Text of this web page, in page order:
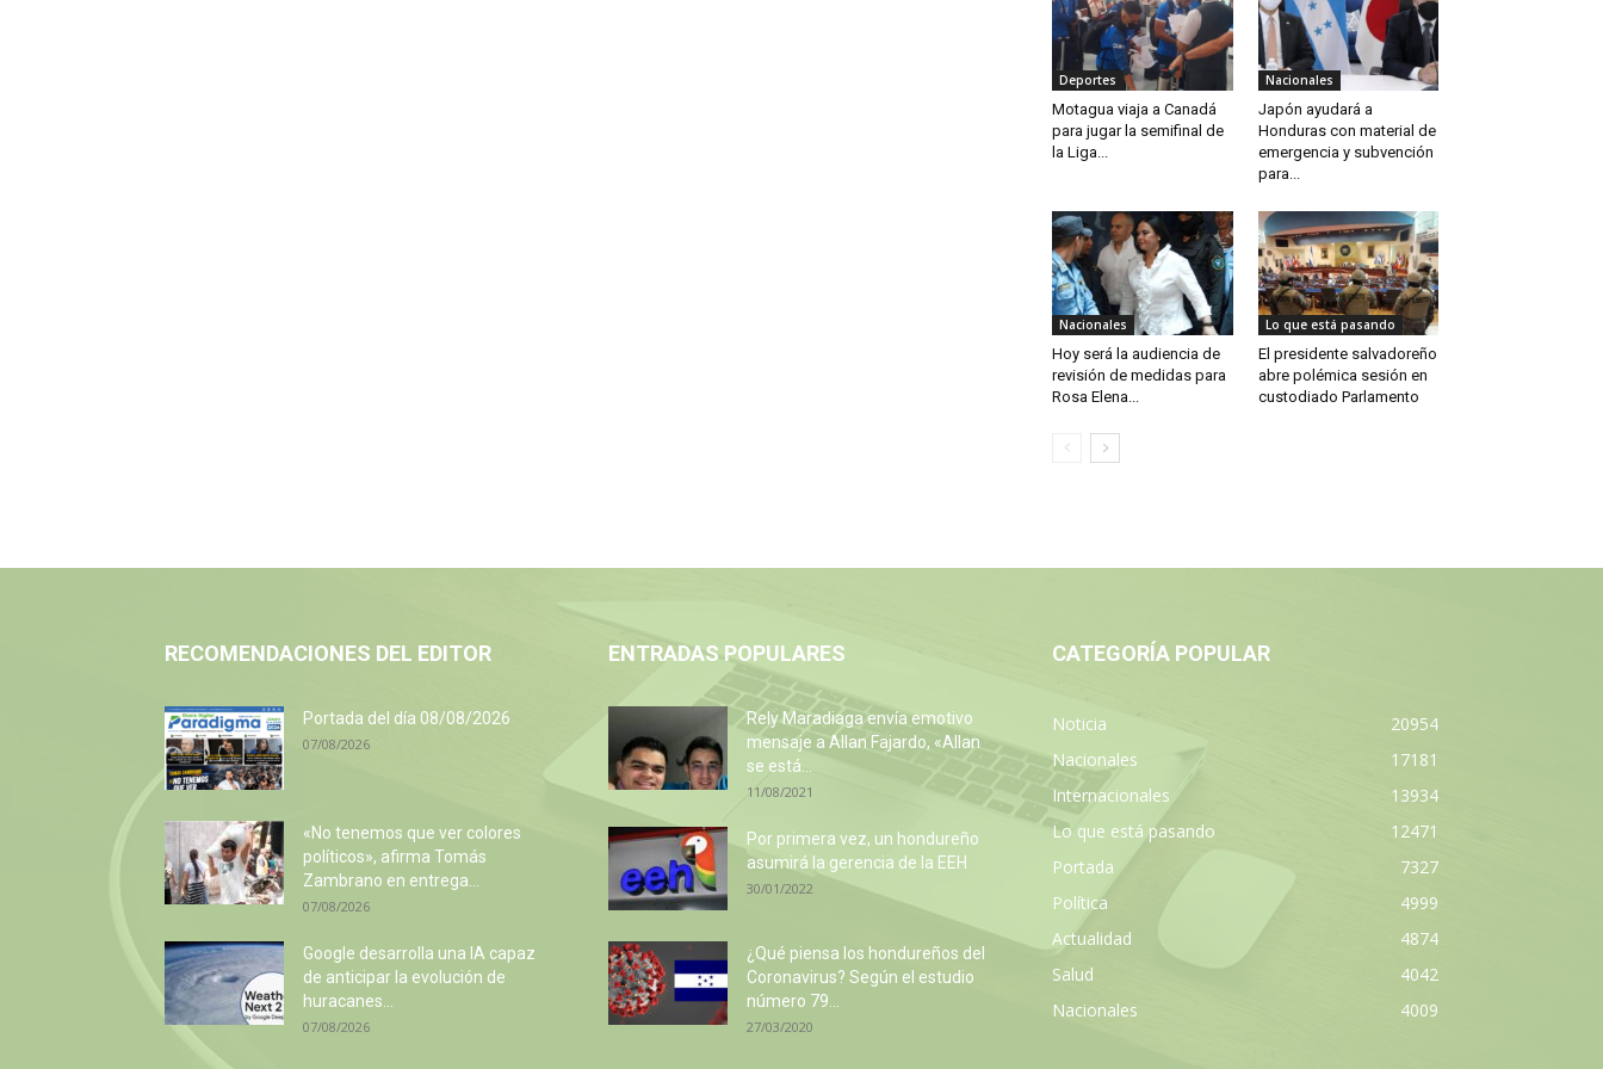
Deportes
Motagua viaja a Canadá
para jugar la semifinal de
la Liga...
Nacionales
Japón ayudará a
Honduras con material de
emergencia y subvención
para...
Nacionales
Hoy será la audiencia de
revisión de medidas para
Rosa Elena...
Lo que está pasando
El presidente salvadoreño
abre polémica sesión en
custodiado Parlamento
RECOMENDACIONES DEL EDITOR
Portada del día 08/08/2026
07/08/2026
«No tenemos que ver colores
políticos», afirma Tomás
Zambrano en entrega...
07/08/2026
Google desarrolla una IA capaz
de anticipar la evolución de
huracanes...
07/08/2026
ENTRADAS POPULARES
Rely Maradiaga envía emotivo
mensaje a Allan Fajardo, «Allan
se está...
11/08/2021
Por primera vez, un hondureño
asumirá la gerencia de la EEH
30/01/2022
¿Qué piensa los hondureños del
Coronavirus? Según el estudio
número 79...
27/03/2020
CATEGORÍA POPULAR
Noticia
20954
Nacionales
17181
Internacionales
13934
Lo que está pasando
12471
Portada
7327
Política
4999
Actualidad
4874
Salud
4042
Nacionales
4009